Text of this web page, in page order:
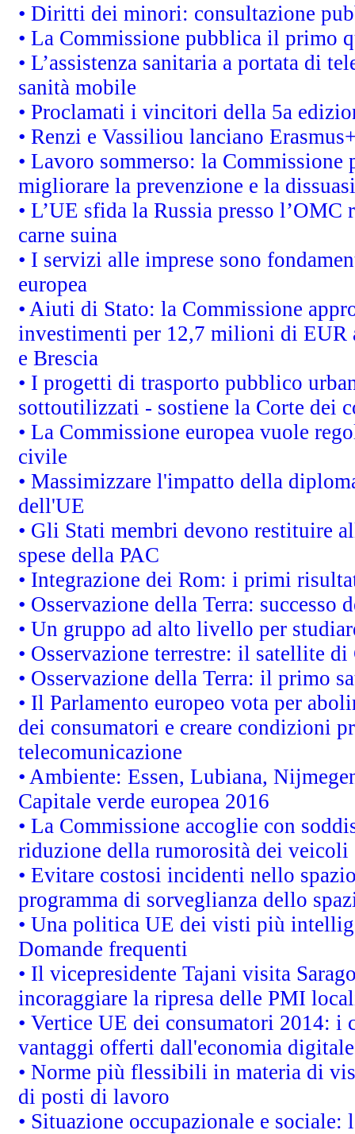
• Diritti dei minori: consultazione
• La Commissione pubblica il primo
• L’assistenza sanitaria a portata di
sanità mobile
• Proclamati i vincitori della 5a
• Renzi e Vassiliou lanciano
• Lavoro sommerso: la
migliorare la prevenzione e la
• L’UE sfida la Russia presso
carne suina
• I servizi alle imprese sono
europea
• Aiuti di Stato: la Commissione
investimenti per 12,7 milioni di EUR
e Brescia
• I progetti di trasporto pubblico
sottoutilizzati - sostiene la Corte dei
• La Commissione europea vuole
civile
• Massimizzare l'impatto della
dell'UE
• Gli Stati membri devono restituire
spese della PAC
• Integrazione dei Rom: i primi
• Osservazione della Terra:
• Un gruppo ad alto livello per
• Osservazione terrestre: il satellite
• Osservazione della Terra: il primo
• Il Parlamento europeo vota per
dei consumatori e creare condizioni
telecomunicazione
• Ambiente: Essen, Lubiana,
Capitale verde europea 2016
• La Commissione accoglie con
riduzione della rumorosità dei veicoli
• Evitare costosi incidenti nello
programma di sorveglianza dello
• Una politica UE dei visti più
Domande frequenti
• Il vicepresidente Tajani visita
incoraggiare la ripresa delle PMI
• Vertice UE dei consumatori 2014:
vantaggi offerti dall'economia digitale
• Norme più flessibili in materia di
di posti di lavoro
• Situazione occupazionale e